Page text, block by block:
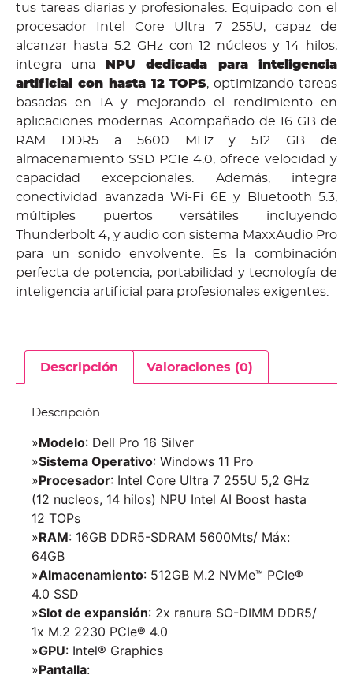
tus tareas diarias y profesionales. Equipado con el
procesador Intel Core Ultra 7 255U, capaz de
alcanzar hasta 5.2 GHz con 12 núcleos y 14 hilos,
integra una
NPU dedicada para inteligencia
artificial con hasta 12 TOPS, optimizando tareas
basadas en IA y mejorando el rendimiento en
aplicaciones modernas. Acompañado de 16 GB de
RAM DDR5 a 5600 MHz y 512 GB de
almacenamiento SSD PCIe 4.0, ofrece velocidad y
capacidad excepcionales. Además, integra
conectividad avanzada Wi-Fi 6E y Bluetooth 5.3,
múltiples puertos versátiles incluyendo
Thunderbolt 4, y audio con sistema MaxxAudio Pro
para un sonido envolvente. Es la combinación
perfecta de potencia, portabilidad y tecnología de
inteligencia artificial para profesionales exigentes.
Descripción Valoraciones (0)
Descripción
»Modelo: Dell Pro 16 Silver
»Sistema Operativo: Windows 11 Pro
»Procesador: Intel Core Ultra 7 255U 5,2 GHz
(12 nucleos, 14 hilos) NPU Intel AI Boost hasta
12 TOPs
»RAM: 16GB DDR5-SDRAM 5600Mts/ Máx:
64GB
»Almacenamiento: 512GB M.2 NVMe™ PCIe®
4.0 SSD
»Slot de expansión: 2x ranura SO-DIMM DDR5/
1x M.2 2230 PCIe® 4.0
»GPU: Intel® Graphics
»Pantalla: